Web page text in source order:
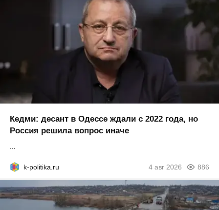
Кедми: десант в Одессе ждали с 2022 года, но
Россия решила вопрос иначе
...
k-politika.ru 4 авг 2026 886